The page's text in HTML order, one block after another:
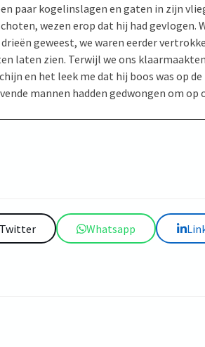
paar kogelinslagen en gaten in zijn
wezen erop dat hij had gevlogen.
drieën geweest, we waren eerder
laten zien. Terwijl we ons
en het leek me dat hij boos was op
mannen hadden gedwongen om op
Twitter Whatsapp